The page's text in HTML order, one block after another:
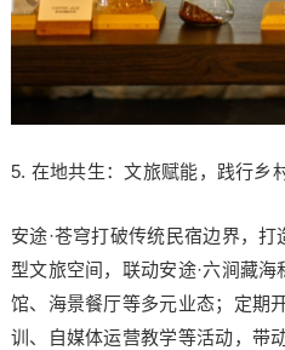
5. 在地共生：文旅赋能，践行乡
安途·苍穹打破传统民宿边界，打
型文旅空间，联动安途·六涧藏
馆、海景餐厅等多元业态；定期
训、自媒体运营教学等活动，带